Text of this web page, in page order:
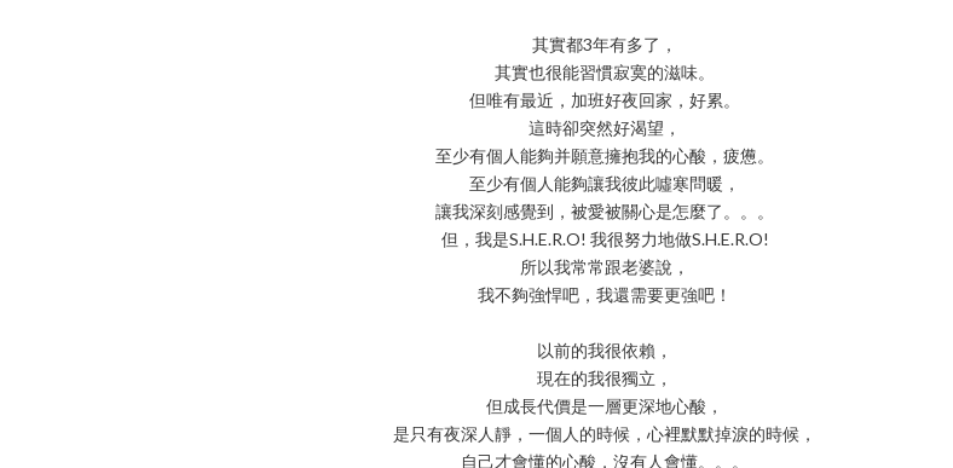
其實都3年有多了，
其實也很能習慣寂寞的滋味。
但唯有最近，加班好夜回家，好累。
這時卻突然好渴望，
至少有個人能夠并願意擁抱我的心酸，疲憊。
至少有個人能夠讓我彼此噓寒問暖，
讓我深刻感覺到，被愛被關心是怎麼了。。。
但，我是S.H.E.R.O! 我很努力地做S.H.E.R.O!
所以我常常跟老婆說，
我不夠強悍吧，我還需要更強吧！
以前的我很依賴，
現在的我很獨立，
但成長代價是一層更深地心酸，
是只有夜深人靜，一個人的時候，心裡默默掉淚的時候，
自己才會懂的心酸，沒有人會懂。。。